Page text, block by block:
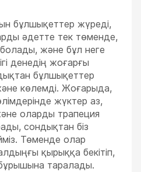
бұлшықеттер жүреді,
әдетте тек төменде,
болады, және бұл неге
денедің жоғарғы
бұлшықеттер
көлемді. Жоғарыда,
жүктер аз,
оларды трапеция
сондықтан біз
Төменде олар
қырыққа бекітіп,
таралады.